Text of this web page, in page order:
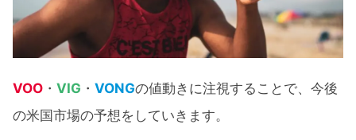
VOO ・ VIG ・ VONGの値動きに注視することで、今後
の米国市場の予想をしていきます。